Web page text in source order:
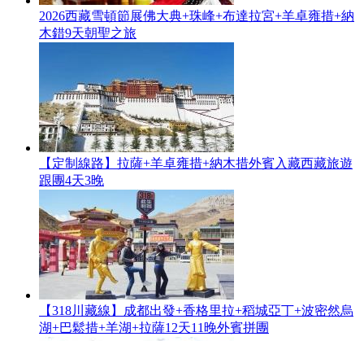
2026西藏雪頓節展佛大典+珠峰+布達拉宮+羊卓雍措+納
木錯9天朝聖之旅
【定制線路】拉薩+羊卓雍措+納木措外賓入藏西藏旅遊
跟團4天3晚
【318川藏線】成都出發+香格里拉+稻城亞丁+波密然烏
湖+巴鬆措+羊湖+拉薩12天11晚外賓拼團